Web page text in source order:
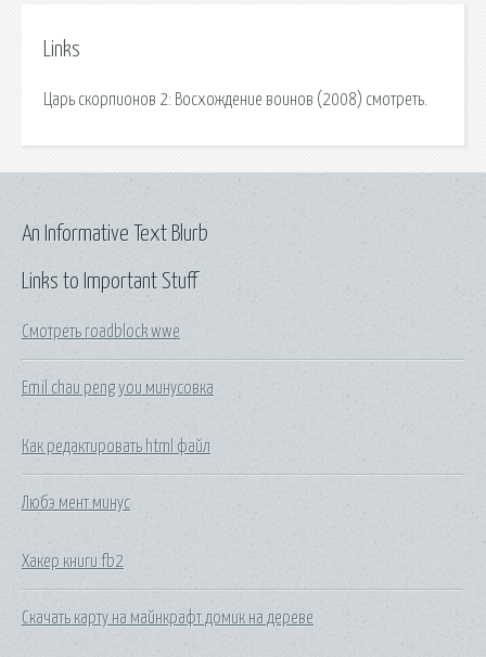
Links
Царь скорпионов 2: Восхождение воинов (2008) смотреть.
Links to Important Stuff
Смотреть roadblock wwe
Emil chau peng you минусовка
Как редактировать html файл
Любэ мент минус
Хакер книги fb2
Скачать карту на майнкрафт домик на дереве
An Informative Text Blurb